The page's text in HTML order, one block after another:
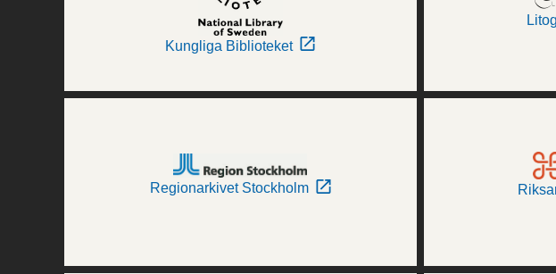
Kungliga Biblioteket
Regionarkivet Stockholm